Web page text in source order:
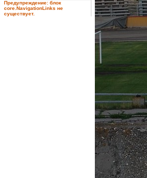
Предупреждение: блок
core.NavigationLinks не
существует.